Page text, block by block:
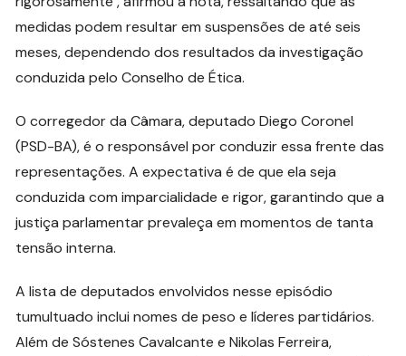
medidas podem resultar em suspensões de até seis
meses, dependendo dos resultados da investigação
conduzida pelo Conselho de Ética.
O corregedor da Câmara, deputado Diego Coronel
(PSD-BA), é o responsável por conduzir essa frente das
representações. A expectativa é de que ela seja
conduzida com imparcialidade e rigor, garantindo que a
justiça parlamentar prevaleça em momentos de tanta
tensão interna.
A lista de deputados envolvidos nesse episódio
tumultuado inclui nomes de peso e líderes partidários.
Além de Sóstenes Cavalcante e Nikolas Ferreira,